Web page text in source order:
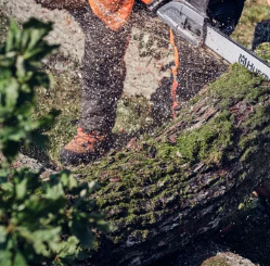
Leidke omale lähim kauplus